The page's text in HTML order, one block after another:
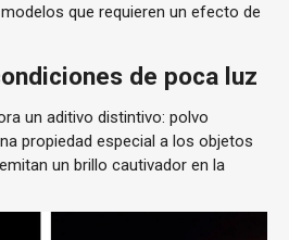
que requieren un efecto de
de poca luz
un aditivo distintivo: polvo
propiedad especial a los objetos
un brillo cautivador en la